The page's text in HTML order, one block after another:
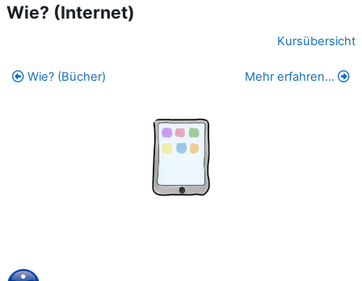
Wie? (Internet)
Kursübersicht
Wie? (Bücher) Mehr erfahren...